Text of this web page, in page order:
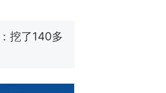
挖了140多